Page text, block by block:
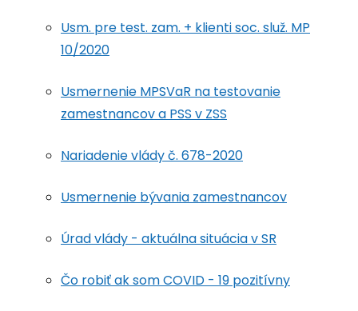
Usm. pre test. zam. + klienti soc. služ. MP
10/2020
Usmernenie MPSVaR na testovanie
zamestnancov a PSS v ZSS
Nariadenie vlády č. 678-2020
Usmernenie bývania zamestnancov
Úrad vlády - aktuálna situácia v SR
Čo robiť ak som COVID - 19 pozitívny